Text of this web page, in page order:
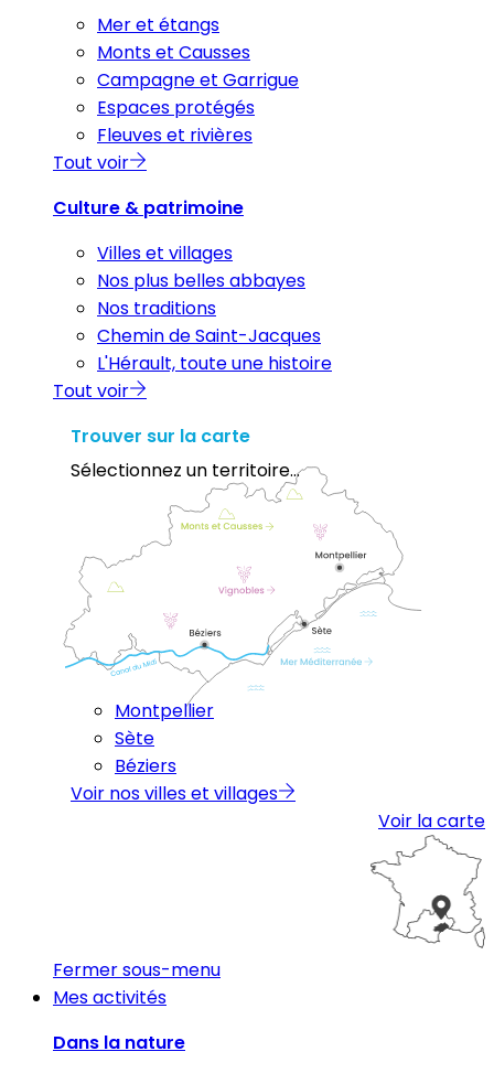
Mer et étangs
Monts et Causses
Campagne et Garrigue
Espaces protégés
Fleuves et rivières
Tout voir
Culture & patrimoine
Villes et villages
Nos plus belles abbayes
Nos traditions
Chemin de Saint-Jacques
L'Hérault, toute une histoire
Tout voir
Trouver sur la carte
Sélectionnez un territoire...
Montpellier
Sète
Béziers
Voir nos villes et villages
Voir la carte
Fermer sous-menu
Mes activités
Dans la nature